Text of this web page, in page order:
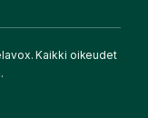
Kaikki oikeudet